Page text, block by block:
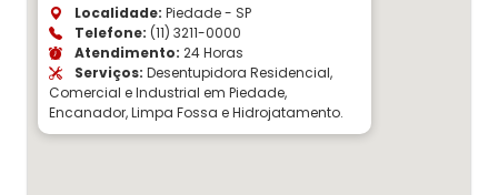
Localidade: Piedade - SP
Telefone: (11) 3211-0000
Atendimento: 24 Horas
Serviços: Desentupidora Residencial,
Comercial e Industrial em Piedade,
Encanador, Limpa Fossa e Hidrojatamento.